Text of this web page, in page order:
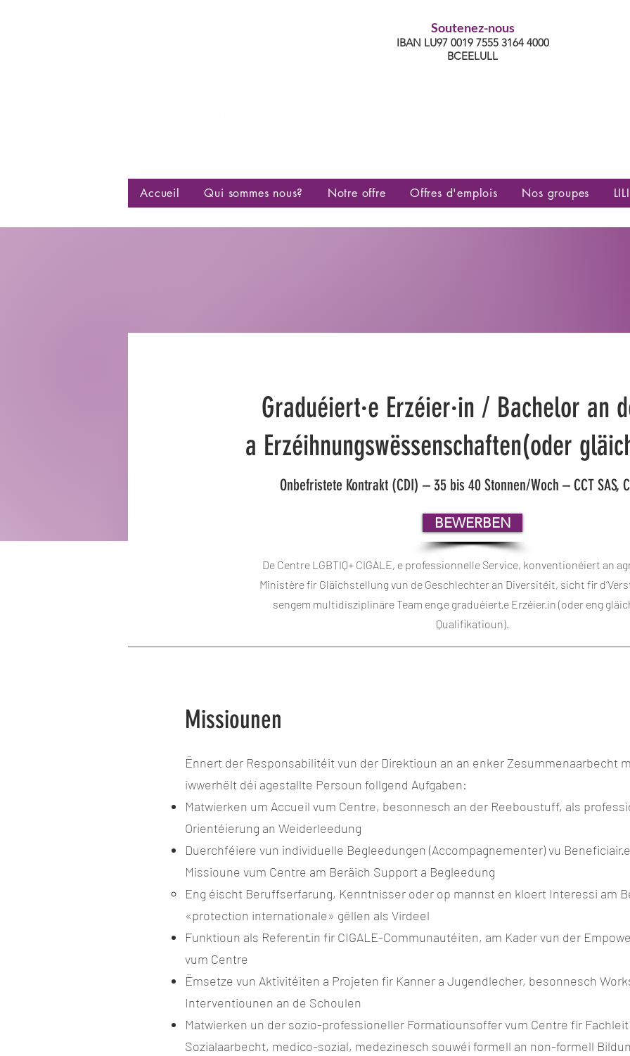
Soutenez-nous
IBAN LU97 0019 7555 3164 4000
BCEELULL
Accueil Qui sommes nous? Notre offre Offres d'emplois Nos groupes LILI
Graduéiert·e Erzéier·in / Bachelor an
a Erzéihnungswëssenschaften(oder
Onbefristete Kontrakt (CDI) – 35 bis 40 Stonnen/Woch – CCT SAS,
BEWERBEN
De Centre LGBTIQ+ CIGALE, e professionnelle Service, konventionéiert an
Ministère fir Gläichstellung vun de Geschlechter an Diversitéit, sicht fir
sengem multidisziplinäre Team eng·e graduéiert·e Erzéier·in (oder eng
Qualifikatioun).
Missiounen
Ënnert der Responsabilitéit vun der Direktioun an an enker Zesummenaarbecht
iwwerhëlt déi agestallte Persoun follgend Aufgaben:
Matwierken um Accueil vum Centre, besonnesch an der Reeboustuff, als
Orientéierung an Weiderleedung
Duerchféiere vun individuelle Begleedungen (Accompagnementer) vu
Missioune vum Centre am Beräich Support a Begleedung
Eng éischt Beruffserfarung, Kenntnisser oder op mannst en kloert Interessi am
«protection internationale» gëllen als Virdeel
Funktioun als Referent·in fir CIGALE-Communautéiten, am Kader vun der
vum Centre
Ëmsetze vun Aktivitéiten a Projeten fir Kanner a Jugendlecher, besonnesch
Interventiounen an de Schoulen
Matwierken un der sozio-professioneller Formatiounsoffer vum Centre fir
Sozialaarbecht, medico-sozial, medezinesch souwéi formell an non-formell